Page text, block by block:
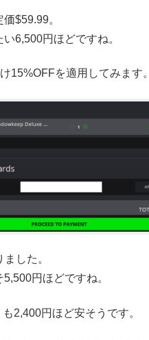
$59.99。
6,500円ほどですね。
15%OFFを適用してみます。
した。
円ほどですね。
2,400円ほど安そうです。